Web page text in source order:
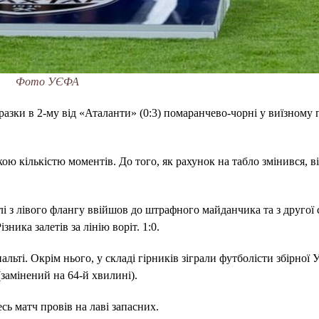
Фото УЄФА
в 2-му від «Аталанти» (0:3) помаранчево-чорні у виїзному
кількістю моментів. До того, як рахунок на табло змінився,
лівого флангу ввійшов до штрафного майданчика та з другої
залетів за лінію воріт. 1:0.
Окрім нього, у складі гірників зіграли футболісти збірної
на 64-й хвилині).
матч провів на лаві запасних.